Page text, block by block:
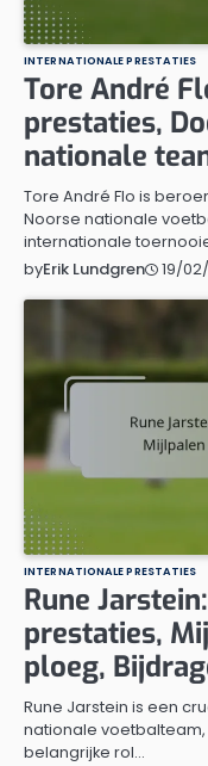
INTERNATIONALE PRESTATIES
Tore André
prestaties,
nationale
Tore André Flo is
Noorse nationale
internationale
byErik Lundgren 19/
INTERNATIONALE PRESTATIES
Rune
prestaties,
ploeg,
Rune Jarstein is een
nationale
belangrijke rol…